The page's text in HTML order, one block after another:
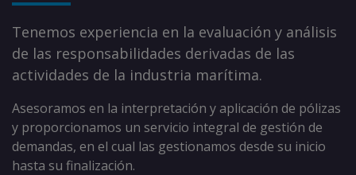
Tenemos experiencia en la evaluación y análisis
de las responsabilidades derivadas de las
actividades de la industria marítima.
Asesoramos en la interpretación y aplicación de pólizas
y proporcionamos un servicio integral de gestión de
demandas, en el cual las gestionamos desde su inicio
hasta su finalización.